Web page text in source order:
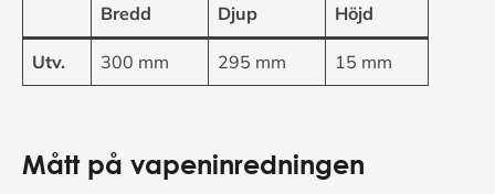
Bredd Djup Höjd
Utv. 300 mm 295 mm 15 mm
Mått på vapeninredningen